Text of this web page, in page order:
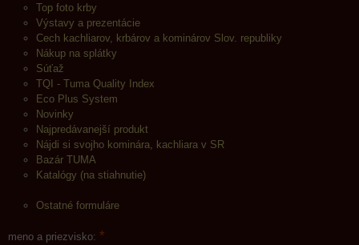
Top foto krby
Výstavy a prezentácie
Cech kachliarov, krbárov a kominárov Slov. republiky
Nákup na splátky
Súťaž
TQI - Tuma Quality Index
Eco Plus System
Novinky
Najpredávanejší produkt
Nájdi si svojho kominára, kachliara v SR
Bazár TUMA
Katalógy (na stiahnutie)
Ostatné formuláre
meno a priezvisko: *